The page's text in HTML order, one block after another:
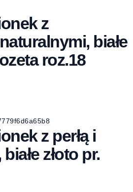
z
białe
roz.18
z perłą i
złoto pr.